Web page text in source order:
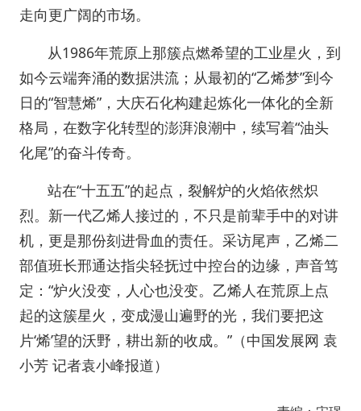
走向更广阔的市场。
从1986年荒原上那簇点燃希望的工业星火，到
如今云端奔涌的数据洪流；从最初的“乙烯梦”到今
日的“智慧烯”，大庆石化构建起炼化一体化的全新
格局，在数字化转型的澎湃浪潮中，续写着“油头
化尾”的奋斗传奇。
站在“十五五”的起点，裂解炉的火焰依然炽
烈。新一代乙烯人接过的，不只是前辈手中的对讲
机，更是那份刻进骨血的责任。采访尾声，乙烯二
部值班长邢通达指尖轻抚过中控台的边缘，声音笃
定：“炉火没变，人心也没变。乙烯人在荒原上点
起的这簇星火，变成漫山遍野的光，我们要把这
片‘烯’望的沃野，耕出新的收成。”（中国发展网 袁
小芳 记者袁小峰报道）